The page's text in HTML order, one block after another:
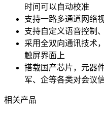
时间可以自动校准
支持一路多通道网络
支持自定义语音控制
采用全双向通讯技术
触屏界面上
搭载国产芯片，元器
军、企等各类对会议
相关产品